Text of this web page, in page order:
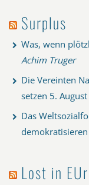
Surplus
Was, wenn
Achim Truger
Die Vereinten
setzen 5.
Das
demokratisieren
Lost in